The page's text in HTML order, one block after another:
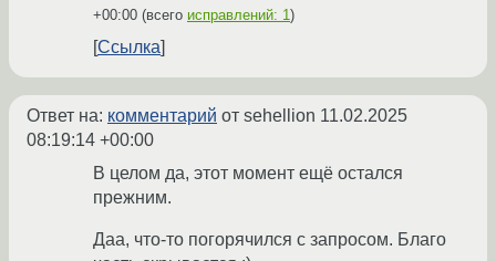
+00:00 (всего исправлений: 1)
Ссылка
Ответ на: комментарий от sehellion 11.02.2025
08:19:14 +00:00
В целом да, этот момент ещё остался
прежним.
Даа, что-то погорячился с запросом. Благо